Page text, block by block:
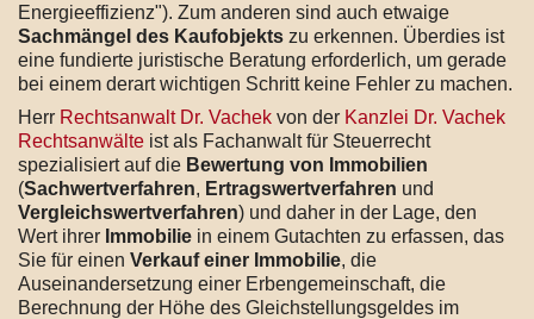
Energieeffizienz"). Zum anderen sind auch etwaige
Sachmängel des Kaufobjekts zu erkennen. Überdies ist
eine fundierte juristische Beratung erforderlich, um gerade
bei einem derart wichtigen Schritt keine Fehler zu machen.
Herr Rechtsanwalt Dr. Vachek von der Kanzlei Dr. Vachek
Rechtsanwälte ist als Fachanwalt für Steuerrecht
spezialisiert auf die Bewertung von Immobilien
(Sachwertverfahren, Ertragswertverfahren und
Vergleichswertverfahren) und daher in der Lage, den
Wert ihrer Immobilie in einem Gutachten zu erfassen, das
Sie für einen Verkauf einer Immobilie, die
Auseinandersetzung einer Erbengemeinschaft, die
Berechnung der Höhe des Gleichstellungsgeldes im